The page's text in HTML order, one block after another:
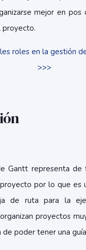
mejor en
proyecto.
roles en la gestión
>>>
Gantt representa de
por lo que es
de ruta para la
proyectos
poder tener una